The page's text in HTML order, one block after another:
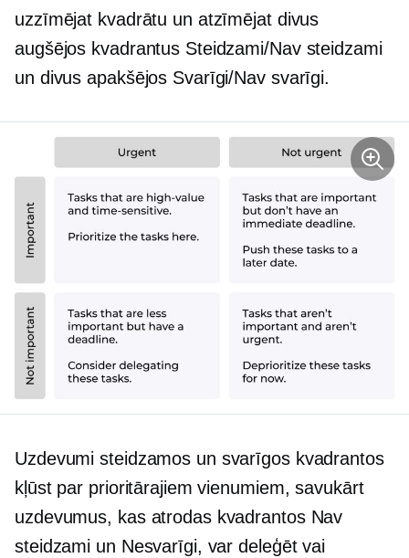
uzzīmējat kvadrātu un atzīmējat divus
augšējos kvadrantus Steidzami/Nav steidzami
un divus apakšējos Svarīgi/Nav svarīgi.
Uzdevumi steidzamos un svarīgos kvadrantos
kļūst par prioritārajiem vienumiem, savukārt
uzdevumus, kas atrodas kvadrantos Nav
steidzami un Nesvarīgi, var deleģēt vai